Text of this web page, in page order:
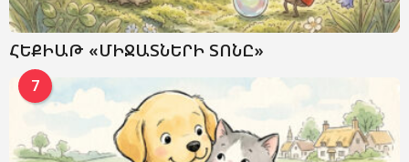
ՀԵՔԻԱԹ «ՄԻՋԱՏՆԵՐԻ ՏՈՆԸ»
7